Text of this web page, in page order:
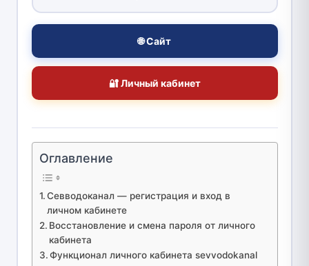
🌐 Сайт
🔐 Личный кабинет
Оглавление
Севводоканал — регистрация и вход в
личном кабинете
Восстановление и смена пароля от личного
кабинета
Функционал личного кабинета sevvodokanal